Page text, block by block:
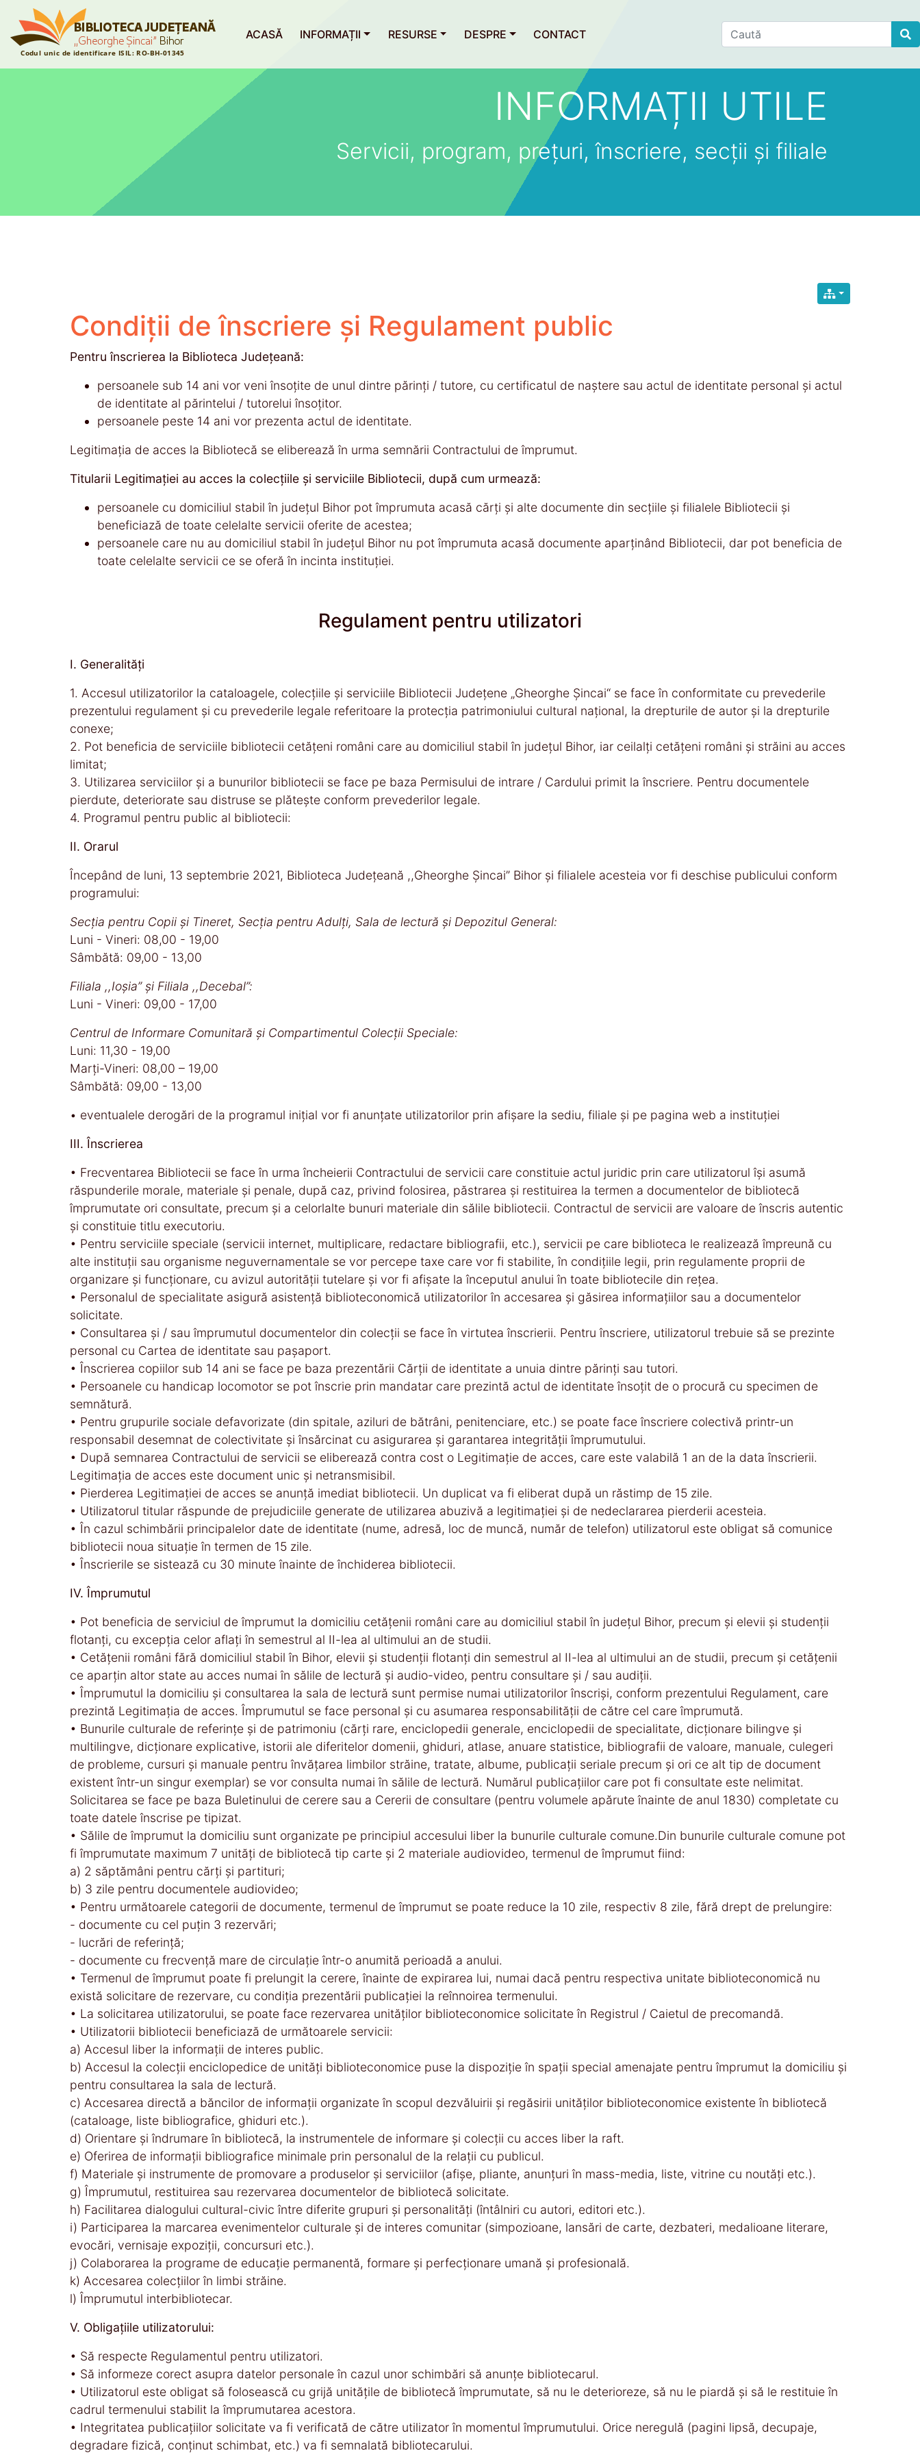
ACASĂ INFORMAȚII RESURSE DESPRE CONTACT
Find
INFORMAȚII UTILE
Servicii, program, prețuri, înscriere, secții și filiale
Condiţii de înscriere și Regulament public
Pentru înscrierea la Biblioteca Judeţeană:
persoanele sub 14 ani vor veni însoţite de unul dintre părinţi / tutore, cu certificatul de naştere sau actul de identitate personal şi actul
de identitate al părintelui / tutorelui însoţitor.
persoanele peste 14 ani vor prezenta actul de identitate.
Legitimaţia de acces la Bibliotecă se eliberează în urma semnării Contractului de împrumut.
Titularii Legitimaţiei au acces la colecţiile şi serviciile Bibliotecii, după cum urmează:
persoanele cu domiciliul stabil în judeţul Bihor pot împrumuta acasă cărţi şi alte documente din secţiile şi filialele Bibliotecii şi
beneficiază de toate celelalte servicii oferite de acestea;
persoanele care nu au domiciliul stabil în judeţul Bihor nu pot împrumuta acasă documente aparţinând Bibliotecii, dar pot beneficia de
toate celelalte servicii ce se oferă în incinta instituţiei.
Regulament pentru utilizatori
I. Generalităţi
1. Accesul utilizatorilor la cataloagele, colecţiile şi serviciile Bibliotecii Judeţene „Gheorghe Șincai“ se face în conformitate cu prevederile
prezentului regulament şi cu prevederile legale referitoare la protecţia patrimoniului cultural naţional, la drepturile de autor şi la drepturile
conexe;
2. Pot beneficia de serviciile bibliotecii cetăţeni români care au domiciliul stabil în judeţul Bihor, iar ceilalţi cetăţeni români şi străini au acces
limitat;
3. Utilizarea serviciilor şi a bunurilor bibliotecii se face pe baza Permisului de intrare / Cardului primit la înscriere. Pentru documentele
pierdute, deteriorate sau distruse se plăteşte conform prevederilor legale.
4. Programul pentru public al bibliotecii:
II. Orarul
Începând de luni, 13 septembrie 2021, Biblioteca Județeană ,,Gheorghe Șincai” Bihor și filialele acesteia vor fi deschise publicului conform
programului:
Secția pentru Copii și Tineret, Secția pentru Adulți, Sala de lectură și Depozitul General:
Luni - Vineri: 08,00 - 19,00
Sâmbătă: 09,00 - 13,00
Filiala ,,Ioșia” și Filiala ,,Decebal”:
Luni - Vineri: 09,00 - 17,00
Centrul de Informare Comunitară și Compartimentul Colecții Speciale:
Luni: 11,30 - 19,00
Marți-Vineri: 08,00 – 19,00
Sâmbătă: 09,00 - 13,00
• eventualele derogări de la programul inițial vor fi anunțate utilizatorilor prin afișare la sediu, filiale și pe pagina web a instituției
III. Înscrierea
• Frecventarea Bibliotecii se face în urma încheierii Contractului de servicii care constituie actul juridic prin care utilizatorul îşi asumă
răspunderile morale, materiale şi penale, după caz, privind folosirea, păstrarea şi restituirea la termen a documentelor de bibliotecă
împrumutate ori consultate, precum şi a celorlalte bunuri materiale din sălile bibliotecii. Contractul de servicii are valoare de înscris autentic
şi constituie titlu executoriu.
• Pentru serviciile speciale (servicii internet, multiplicare, redactare bibliografii, etc.), servicii pe care biblioteca le realizează împreună cu
alte instituţii sau organisme neguvernamentale se vor percepe taxe care vor fi stabilite, în condiţiile legii, prin regulamente proprii de
organizare şi funcţionare, cu avizul autorităţii tutelare şi vor fi afişate la începutul anului în toate bibliotecile din reţea.
• Personalul de specialitate asigură asistenţă biblioteconomică utilizatorilor în accesarea şi găsirea informaţiilor sau a documentelor
solicitate.
• Consultarea şi / sau împrumutul documentelor din colecţii se face în virtutea înscrierii. Pentru înscriere, utilizatorul trebuie să se prezinte
personal cu Cartea de identitate sau pașaport.
• Înscrierea copiilor sub 14 ani se face pe baza prezentării Cărţii de identitate a unuia dintre părinţi sau tutori.
• Persoanele cu handicap locomotor se pot înscrie prin mandatar care prezintă actul de identitate însoţit de o procură cu specimen de
semnătură.
• Pentru grupurile sociale defavorizate (din spitale, aziluri de bătrâni, penitenciare, etc.) se poate face înscriere colectivă printr-un
responsabil desemnat de colectivitate şi însărcinat cu asigurarea şi garantarea integrităţii împrumutului.
• După semnarea Contractului de servicii se eliberează contra cost o Legitimaţie de acces, care este valabilă 1 an de la data înscrierii.
Legitimaţia de acces este document unic și netransmisibil.
• Pierderea Legitimaţiei de acces se anunţă imediat bibliotecii. Un duplicat va fi eliberat după un răstimp de 15 zile.
• Utilizatorul titular răspunde de prejudiciile generate de utilizarea abuzivă a legitimaţiei şi de nedeclararea pierderii acesteia.
• În cazul schimbării principalelor date de identitate (nume, adresă, loc de muncă, număr de telefon) utilizatorul este obligat să comunice
bibliotecii noua situaţie în termen de 15 zile.
• Înscrierile se sistează cu 30 minute înainte de închiderea bibliotecii.
IV. Împrumutul
• Pot beneficia de serviciul de împrumut la domiciliu cetăţenii români care au domiciliul stabil în judeţul Bihor, precum şi elevii şi studenţii
flotanţi, cu excepţia celor aflaţi în semestrul al II-lea al ultimului an de studii.
• Cetăţenii români fără domiciliul stabil în Bihor, elevii şi studenţii flotanţi din semestrul al II-lea al ultimului an de studii, precum şi cetăţenii
ce aparţin altor state au acces numai în sălile de lectură şi audio-video, pentru consultare şi / sau audiţii.
• Împrumutul la domiciliu şi consultarea la sala de lectură sunt permise numai utilizatorilor înscrişi, conform prezentului Regulament, care
prezintă Legitimaţia de acces. Împrumutul se face personal şi cu asumarea responsabilităţii de către cel care împrumută.
• Bunurile culturale de referinţe şi de patrimoniu (cărţi rare, enciclopedii generale, enciclopedii de specialitate, dicţionare bilingve şi
multilingve, dicţionare explicative, istorii ale diferitelor domenii, ghiduri, atlase, anuare statistice, bibliografii de valoare, manuale, culegeri
de probleme, cursuri şi manuale pentru învăţarea limbilor străine, tratate, albume, publicaţii seriale precum şi ori ce alt tip de document
existent într-un singur exemplar) se vor consulta numai în sălile de lectură. Numărul publicaţiilor care pot fi consultate este nelimitat.
Solicitarea se face pe baza Buletinului de cerere sau a Cererii de consultare (pentru volumele apărute înainte de anul 1830) completate cu
toate datele înscrise pe tipizat.
• Sălile de împrumut la domiciliu sunt organizate pe principiul accesului liber la bunurile culturale comune.Din bunurile culturale comune pot
fi împrumutate maximum 7 unităţi de bibliotecă tip carte şi 2 materiale audiovideo, termenul de împrumut fiind:
a) 2 săptămâni pentru cărţi şi partituri;
b) 3 zile pentru documentele audiovideo;
• Pentru următoarele categorii de documente, termenul de împrumut se poate reduce la 10 zile, respectiv 8 zile, fără drept de prelungire:
- documente cu cel puţin 3 rezervări;
- lucrări de referinţă;
- documente cu frecvenţă mare de circulaţie într-o anumită perioadă a anului.
• Termenul de împrumut poate fi prelungit la cerere, înainte de expirarea lui, numai dacă pentru respectiva unitate biblioteconomică nu
există solicitare de rezervare, cu condiţia prezentării publicaţiei la reînnoirea termenului.
• La solicitarea utilizatorului, se poate face rezervarea unităţilor biblioteconomice solicitate în Registrul / Caietul de precomandă.
• Utilizatorii bibliotecii beneficiază de următoarele servicii:
a) Accesul liber la informaţii de interes public.
b) Accesul la colecţii enciclopedice de unităţi biblioteconomice puse la dispoziţie în spaţii special amenajate pentru împrumut la domiciliu şi
pentru consultarea la sala de lectură.
c) Accesarea directă a băncilor de informaţii organizate în scopul dezvăluirii şi regăsirii unităţilor biblioteconomice existente în bibliotecă
(cataloage, liste bibliografice, ghiduri etc.).
d) Orientare şi îndrumare în bibliotecă, la instrumentele de informare şi colecţii cu acces liber la raft.
e) Oferirea de informaţii bibliografice minimale prin personalul de la relaţii cu publicul.
f) Materiale şi instrumente de promovare a produselor şi serviciilor (afişe, pliante, anunţuri în mass-media, liste, vitrine cu noutăţi etc.).
g) Împrumutul, restituirea sau rezervarea documentelor de bibliotecă solicitate.
h) Facilitarea dialogului cultural-civic între diferite grupuri şi personalităţi (întâlniri cu autori, editori etc.).
i) Participarea la marcarea evenimentelor culturale şi de interes comunitar (simpozioane, lansări de carte, dezbateri, medalioane literare,
evocări, vernisaje expoziţii, concursuri etc.).
j) Colaborarea la programe de educaţie permanentă, formare şi perfecţionare umană şi profesională.
k) Accesarea colecţiilor în limbi străine.
l) Împrumutul interbibliotecar.
V. Obligațiile utilizatorului:
• Să respecte Regulamentul pentru utilizatori.
• Să informeze corect asupra datelor personale în cazul unor schimbări să anunțe bibliotecarul.
• Utilizatorul este obligat să folosească cu grijă unităţile de bibliotecă împrumutate, să nu le deterioreze, să nu le piardă şi să le restituie în
cadrul termenului stabilit la împrumutarea acestora.
• Integritatea publicaţiilor solicitate va fi verificată de către utilizator în momentul împrumutului. Orice neregulă (pagini lipsă, decupaje,
degradare fizică, conţinut schimbat, etc.) va fi semnalată bibliotecarului.